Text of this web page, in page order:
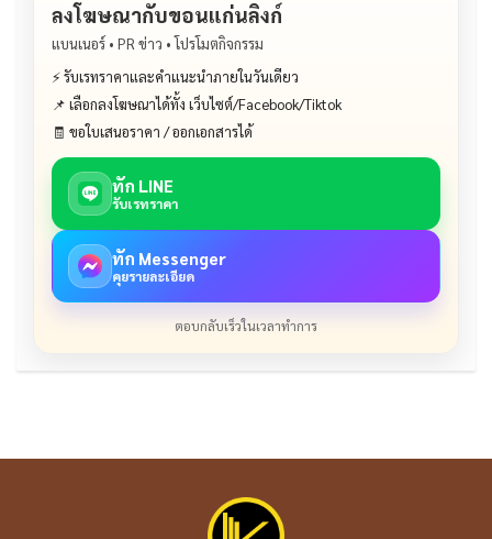
ลงโฆษณากับขอนแก่นลิงก์
แบนเนอร์ • PR ข่าว • โปรโมตกิจกรรม
⚡ รับเรทราคาและคำแนะนำภายในวันเดียว
📌 เลือกลงโฆษณาได้ทั้ง เว็บไซต์/Facebook/Tiktok
🧾 ขอใบเสนอราคา / ออกเอกสารได้
ทัก LINE
รับเรทราคา
ทัก Messenger
คุยรายละเอียด
ตอบกลับเร็วในเวลาทำการ